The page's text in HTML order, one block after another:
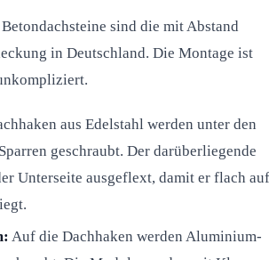
sind die mit Abstand
in Deutschland. Die Montage ist
aus Edelstahl werden unter den
geschraubt. Der darüberliegende
Unterseite ausgeflext, damit er flach auf
Auf die Dachhaken werden Aluminium-